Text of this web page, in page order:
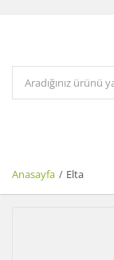
Anasayfa Elta